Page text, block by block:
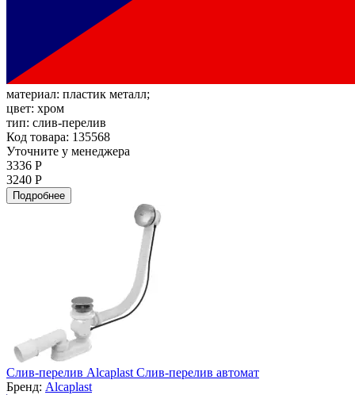
материал: пластик металл;
цвет: хром
тип: слив-перелив
Код товара: 135568
Уточните у менеджера
3336 Р
3240 Р
Подробнее
Слив-перелив Alcaplast Слив-перелив автомат
Бренд: Alcaplast